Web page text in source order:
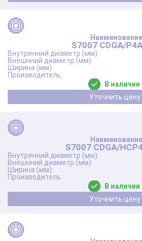
S7007 CDGA/
В наличии
Уточнить цену
S7007 CDGA/
В наличии
Уточнить цену